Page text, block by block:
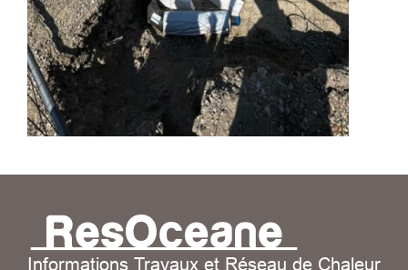
Informations Travaux et Réseau de Chaleur